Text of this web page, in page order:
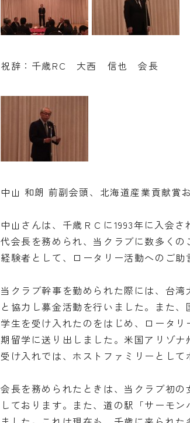
祝辞：千歳RC 大西 信也 会長
中山 和朗 前副会頭、北海道産業貢献賞
中山さんは、千歳ＲＣに1993年に入会
代会長を務められ、当クラブに数多く
経験者として、ロータリー活動へのご助
当クラブ幹事を勤められた際には、台
と協力し募金活動を行いました。また
学生を受け入れたのをはじめ、ロータ
期留学に送り出しました。米国アリゾ
受け入れでは、ホストファミリーとして
会長を務められたときは、当クラブ初
しております。また、道の駅「サーモ